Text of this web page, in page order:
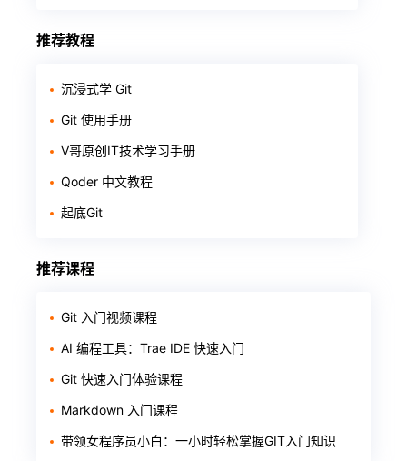
推荐教程
沉浸式学 Git
Git 使用手册
V哥原创IT技术学习手册
Qoder 中文教程
起底Git
推荐课程
Git 入门视频课程
AI 编程工具：Trae IDE 快速入门
Git 快速入门体验课程
Markdown 入门课程
带领女程序员小白：一小时轻松掌握GIT入门知识